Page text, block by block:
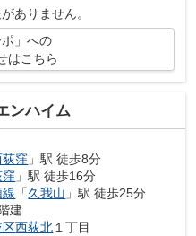
ありません。
ポ」への
はこちら
ンハイム
荻窪 」駅 徒歩8分
窪 」駅 徒歩16分
「久我山 」駅 徒歩25分
建
区西荻北 １丁目